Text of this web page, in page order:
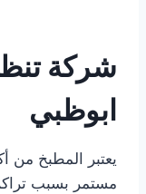
شركة
ابوظبي
يعتبر المطبخ من
مستمر بسبب